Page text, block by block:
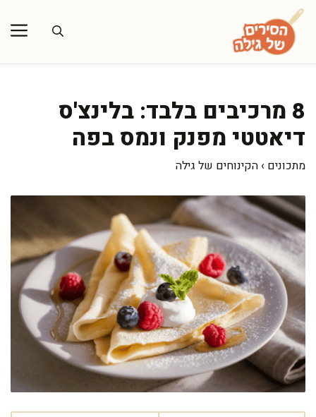
לדלג
לתוכן
8 מרכיבים בלבד: בלינצ'ס
דיאטטי מפנק ונמס בפה
מתכונים › הקינוחים של גילה